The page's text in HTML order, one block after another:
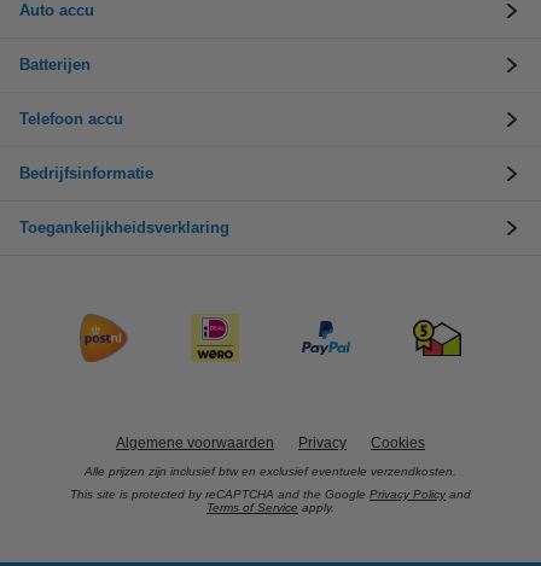
Auto accu
Batterijen
Telefoon accu
Bedrijfsinformatie
Toegankelijkheidsverklaring
Algemene voorwaarden Privacy Cookies
Alle prijzen zijn inclusief btw en exclusief eventuele verzendkosten.
This site is protected by reCAPTCHA and the Google Privacy Policy and
Terms of Service apply.